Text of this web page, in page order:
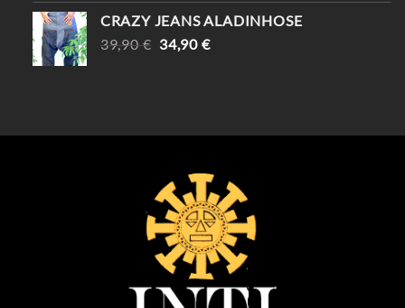
CRAZY JEANS ALADINHOSE
39,90€ URSPRÜNGLICHER
34,90 €AKTUELLER